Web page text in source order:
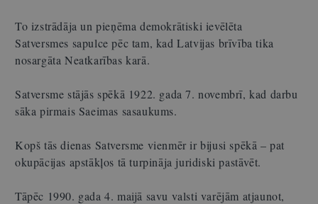
To izstrādāja un pieņēma demokrātiski ievēlēta
Satversmes sapulce pēc tam, kad Latvijas brīvība tika
nosargāta Neatkarības karā.
Satversme stājās spēkā 1922. gada 7. novembrī, kad darbu
sāka pirmais Saeimas sasaukums.
Kopš tās dienas Satversme vienmēr ir bijusi spēkā – pat
okupācijas apstākļos tā turpināja juridiski pastāvēt.
Tāpēc 1990. gada 4. maijā savu valsti varējām atjaunot,